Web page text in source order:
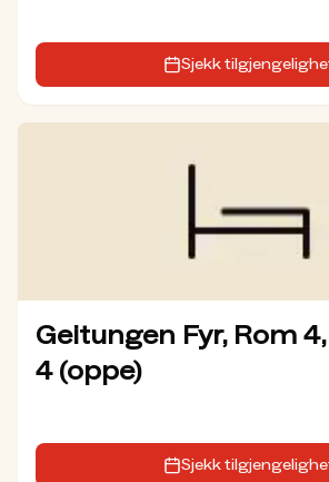
Sjekk
Geitungen Fyr, Rom
4 (oppe)
Sjekk